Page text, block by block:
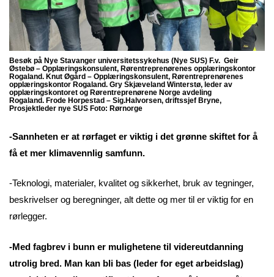
Besøk på Nye Stavanger universitetssykehus (Nye SUS) F.v. Geir
Østebø – Opplæringskonsulent, Rørentreprenørenes opplæringskontor
Rogaland. Knut Øgård – Opplæringskonsulent, Rørentreprenørenes
opplæringskontor Rogaland. Gry Skjæveland Winterstø, leder av
opplæringskontoret og Rørentreprenørene Norge avdeling
Rogaland. Frode Horpestad – Sig.Halvorsen, driftssjef Bryne,
Prosjektleder nye SUS Foto: Rørnorge
-Sannheten er at rørfaget er viktig i det grønne skiftet for å
få et mer klimavennlig samfunn.
-Teknologi, materialer, kvalitet og sikkerhet, bruk av tegninger,
beskrivelser og beregninger, alt dette og mer til er viktig for en
rørlegger.
-Med fagbrev i bunn er mulighetene til videreutdanning
utrolig bred. Man kan bli bas (leder for eget arbeidslag)